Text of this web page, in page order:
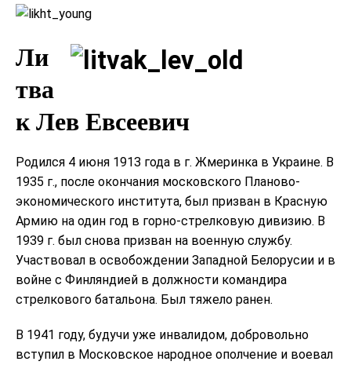
Ли
тва
к Лев Евсеевич
Родился 4 июня 1913 года в г. Жмеринка в Украине. В
1935 г., после окончания московского Планово-
экономического института, был призван в Красную
Армию на один год в горно-стрелковую дивизию. В
1939 г. был снова призван на военную службу.
Участвовал в освобождении Западной Белорусии и в
войне с Финляндией в должности командира
стрелкового батальона. Был тяжело ранен.
В 1941 году, будучи уже инвалидом, добровольно
вступил в Московское народное ополчение и воевал